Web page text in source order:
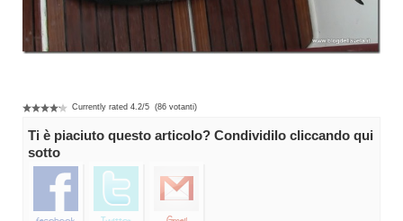
Currently rated 4.2/5 (86 votanti)
Ti è piaciuto questo articolo? Condividilo cliccando qui
sotto